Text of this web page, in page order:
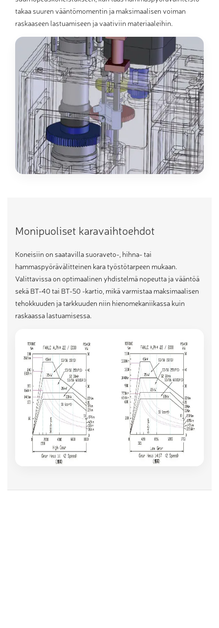
takaa suuren vääntömomentin ja maksimaalisen voiman
raskaaseen lastuamiseen ja vaativiin materiaaleihin.
Monipuoliset karavaihtoehdot
Koneisiin on saatavilla suoraveto-, hihna- tai
hammaspyörävälitteinen kara työstötarpeen mukaan.
Valittavissa on optimaalinen yhdistelmä nopeutta ja vääntöä
sekä BT-40 tai BT-50 -kartio, mikä varmistaa maksimaalisen
tehokkuuden ja tarkkuuden niin hienomekaniikassa kuin
raskaassa lastuamisessa.